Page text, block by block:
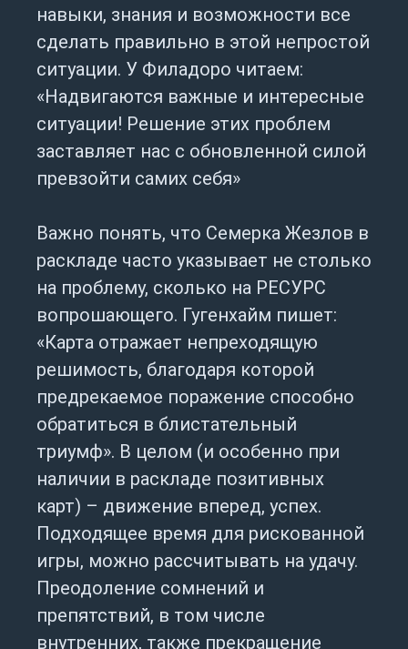
навыки, знания и возможности все
сделать правильно в этой непростой
ситуации. У Филадоро читаем:
«Надвигаются важные и интересные
ситуации! Решение этих проблем
заставляет нас с обновленной силой
превзойти самих себя»
Важно понять, что Семерка Жезлов в
раскладе часто указывает не столько
на проблему, сколько на РЕСУРС
вопрошающего. Гугенхайм пишет:
«Карта отражает непреходящую
решимость, благодаря которой
предрекаемое поражение способно
обратиться в блистательный
триумф». В целом (и особенно при
наличии в раскладе позитивных
карт) – движение вперед, успех.
Подходящее время для рискованной
игры, можно рассчитывать на удачу.
Преодоление сомнений и
препятствий, в том числе
внутренних, также прекращение